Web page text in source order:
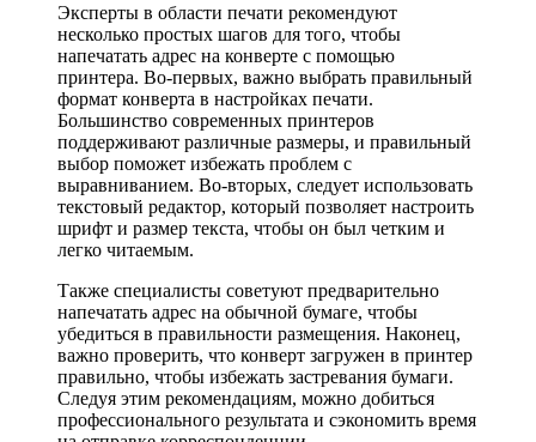
Эксперты в области печати рекомендуют
несколько простых шагов для того, чтобы
напечатать адрес на конверте с помощью
принтера. Во-первых, важно выбрать правильный
формат конверта в настройках печати.
Большинство современных принтеров
поддерживают различные размеры, и правильный
выбор поможет избежать проблем с
выравниванием. Во-вторых, следует использовать
текстовый редактор, который позволяет настроить
шрифт и размер текста, чтобы он был четким и
легко читаемым.
Также специалисты советуют предварительно
напечатать адрес на обычной бумаге, чтобы
убедиться в правильности размещения. Наконец,
важно проверить, что конверт загружен в принтер
правильно, чтобы избежать застревания бумаги.
Следуя этим рекомендациям, можно добиться
профессионального результата и сэкономить время